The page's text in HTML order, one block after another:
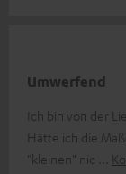
Umwerfend
Ich bin von der
Hätte ich die
"kleinen" nic